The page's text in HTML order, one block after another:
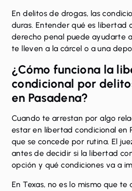
En delitos de drogas, las
duras. Entender qué es libertad
derecho penal puede ayudarte
te lleven a la cárcel o a una
¿Cómo funciona la
condicional por
en Pasadena?
Cuando te arrestan por algo
estar en libertad condicional en
que se concede por rutina. El
antes de decidir si la libertad
opción y qué condiciones va a
En Texas, no es lo mismo que